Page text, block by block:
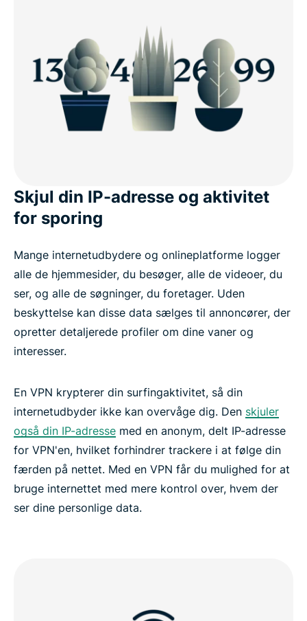
Skjul din IP-adresse og aktivitet
for sporing
Mange internetudbydere og onlineplatforme logger
alle de hjemmesider, du besøger, alle de videoer, du
ser, og alle de søgninger, du foretager. Uden
beskyttelse kan disse data sælges til annoncører, der
opretter detaljerede profiler om dine vaner og
interesser.
En VPN krypterer din surfingaktivitet, så din
internetudbyder ikke kan overvåge dig. Den skjuler
også din IP-adresse med en anonym, delt IP-adresse
for VPN'en, hvilket forhindrer trackere i at følge din
færden på nettet. Med en VPN får du mulighed for at
bruge internettet med mere kontrol over, hvem der
ser dine personlige data.